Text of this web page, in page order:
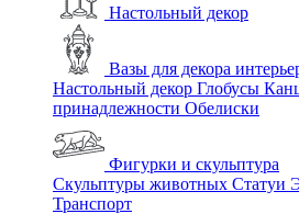
Настольный декор
Вазы для декора
Настольный декор Глобусы
принадлежности Обелиски
Фигурки и скульптура
Скульптуры животных Статуи
Транспорт